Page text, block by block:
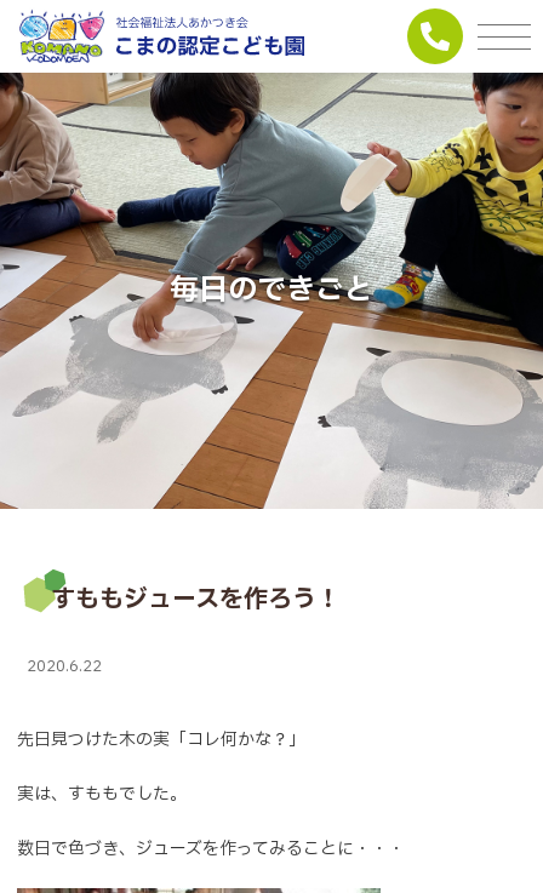
毎日のできごと
すももジュースを作ろう！
2020.6.22
先日見つけた木の実「コレ何かな？」
実は、すももでした。
数日で色づき、ジューズを作ってみることに・・・